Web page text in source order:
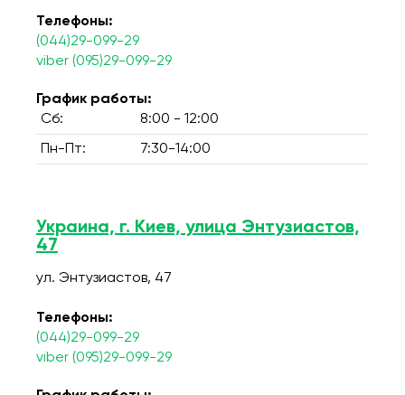
Телефоны:
(044)29-099-29
viber (095)29-099-29
График работы:
Сб:
8:00 - 12:00
Пн-Пт: 7:30-14:00
Украина, г. Киев, улица Энтузиастов,
47
ул. Энтузиастов, 47
Телефоны:
(044)29-099-29
viber (095)29-099-29